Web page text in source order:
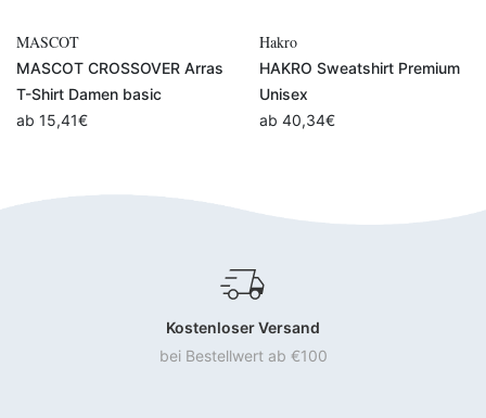
MASCOT
MASCOT CROSSOVER Arras
T-Shirt Damen basic
ab 15,41€
Hakro
HAKRO Sweatshirt Premium
Unisex
ab 40,34€
Kostenloser Versand
bei Bestellwert ab €100